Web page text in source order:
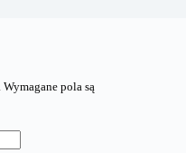
Wymagane pola są